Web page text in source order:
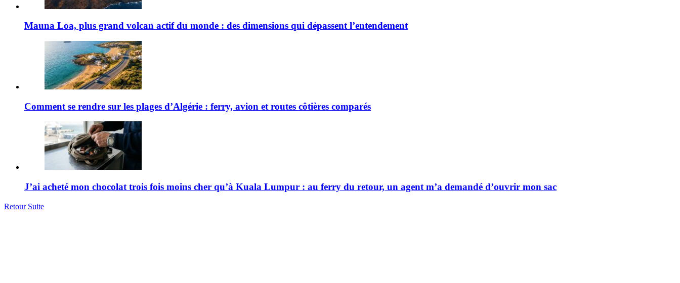
Mauna Loa, plus grand volcan actif du monde : des dimensions qui dépassent l’entendement
Comment se rendre sur les plages d’Algérie : ferry, avion et routes côtières comparés
J’ai acheté mon chocolat trois fois moins cher qu’à Kuala Lumpur : au ferry du retour, un agent m’a demandé d’ouvrir mon sac
Retour Suite